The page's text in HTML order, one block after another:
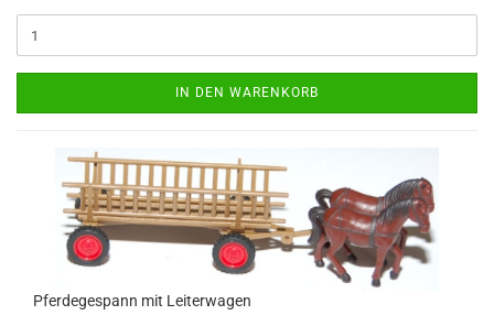
IN DEN WARENKORB
Pfer­de­ge­spann mit Lei­ter­wa­gen